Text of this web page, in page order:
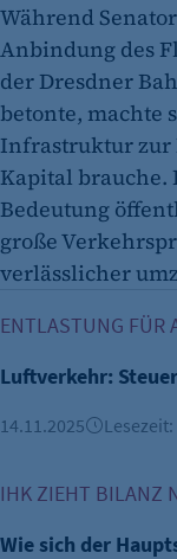
Während
Anbindung des
der Dresdner
betonte, machte
Infrastruktur zur
Kapital brauche.
Bedeutung
große
verlässlicher
ENTLASTUNG FÜR
Luftverkehr:
14.11.2025
IHK ZIEHT BILANZ
Wie sich der